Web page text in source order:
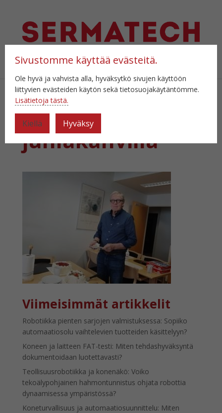
Valitse sivu
Markku
juhlakahvilla
Viimeisimmät artikkelit
Robotiikka pienten sarjojen valmistuksessa: Sopiiko
automaatiosolu vaihtelevien tuotteiden käsittelyyn?
Koneen ja laitteen FAT-testi: Miten tehdashyväksyntä
dokumentoidaan luotettavasti?
Teollisuusrobotiikka ja konenäkö: Voiko
tekoälypohjainen hahmontunnistus ohjata robottia
dynaamisessa ympäristössä?
Koneturvallisuus ja automaatiosuunnittelu: Miten
Sivustomme käyttää evästeitä.
Ole hyvä ja vahvista alla, hyväksytkö sivujen käyttöön
liittyvien evästeiden käytön sekä tietosuojakäytäntömme.
Lisätietoja tästä.
Kiellä Hyväksy